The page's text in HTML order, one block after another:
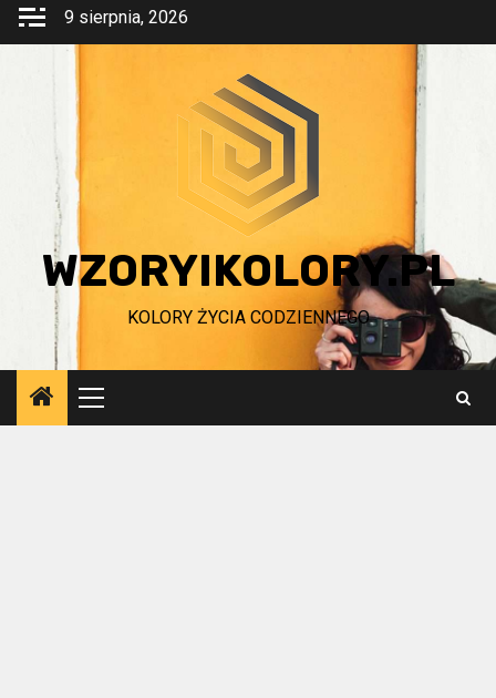
Przejdź
9 sierpnia, 2026
WZORYIKOLORY.PL
KOLORY ŻYCIA CODZIENNEGO
Menu
główne